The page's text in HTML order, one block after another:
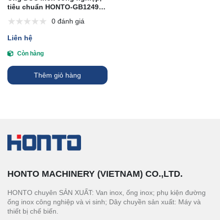
tiêu chuẩn HONTO-GB12495-
0 đánh giá
Liên hệ
Còn hàng
Thêm giỏ hàng
HONTO MACHINERY (VIETNAM) CO.,LTD.
HONTO chuyên SẢN XUẤT: Van inox, ống inox; phụ kiện đường
ống inox công nghiệp và vi sinh; Dây chuyền sản xuất: Máy và
thiết bị chế biến.